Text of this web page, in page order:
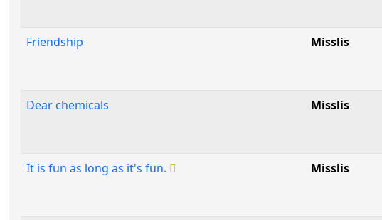
Friendship
Misslis
Dear chemicals
Misslis
It is fun as long as it's fun.
Misslis